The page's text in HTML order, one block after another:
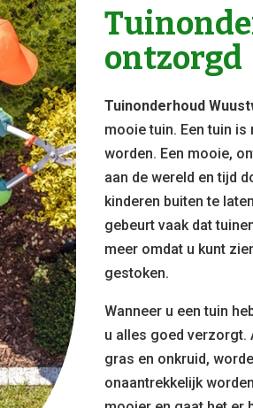
ontzorgd
Tuinonderhoud
mooie tuin. Een tuin
worden. Een mooie,
aan de wereld en tijd
kinderen buiten te
gebeurt vaak dat
meer omdat u kunt
gestoken.
Wanneer u een tuin
u alles goed verzorgt.
gras en onkruid,
onaantrekkelijk